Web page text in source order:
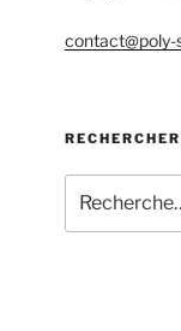
contact@poly-
RECHERCHER
pour
: